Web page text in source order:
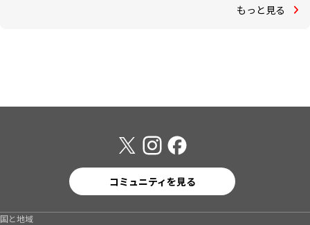
もっと見る
コミュニティを見る
国と地域